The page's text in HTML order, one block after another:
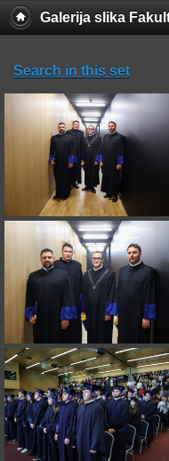
Galerija slika
Search in this set